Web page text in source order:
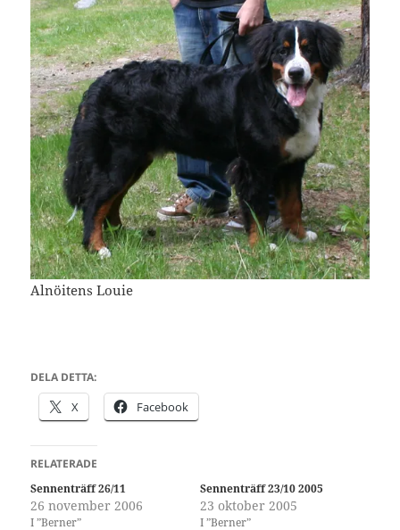
Alnöitens Louie
DELA DETTA:
X Facebook
RELATERADE
Sennenträff 26/11
26 november 2006
I ”Berner”
Sennenträff 23/10 2005
23 oktober 2005
I ”Berner”